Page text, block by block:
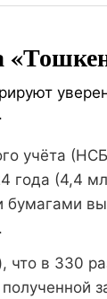
учёта
года (4,4
в 330